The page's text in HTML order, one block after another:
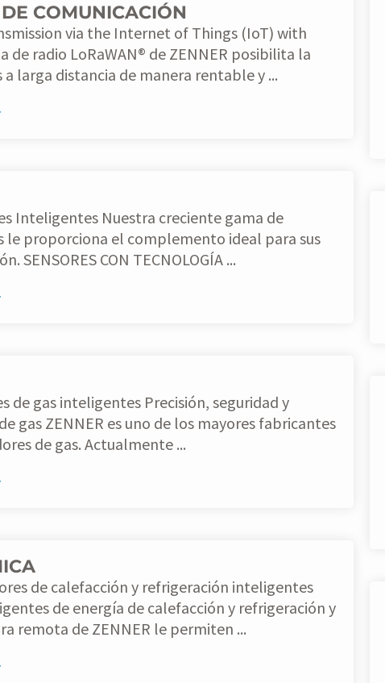
COMUNICACIÓN
larga distancia de manera rentable y ...
le proporciona el complemento ideal para sus
soluciones de medición. SENSORES CON TECNOLOGÍA ...
Precisión, seguridad y
de gas. Actualmente ...
de calefacción y refrigeración inteligentes
de energía de calefacción y refrigeración y
remota de ZENNER le permiten ...